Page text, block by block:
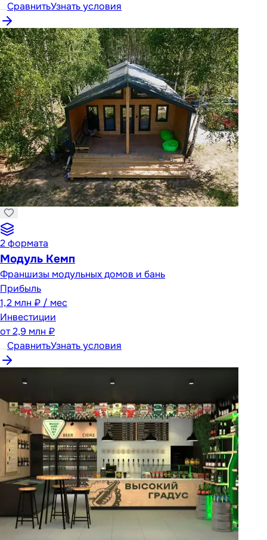
СравнитьУзнать условия
2формата
Модуль Кемп
Франшизы модульных домов и бань
Прибыль
1,2 млн ₽ / мес
Инвестиции
от2,9 млн ₽
СравнитьУзнать условия